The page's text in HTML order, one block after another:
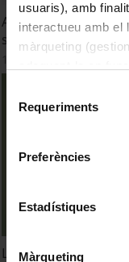
usuaris), amb
interactueu amb el
màrqueting
consultar la
Requeriments
Preferències
Estadístiques
Màrqueting
Ansietat climàtica
sobre les respostes
L’ecoansietat pot